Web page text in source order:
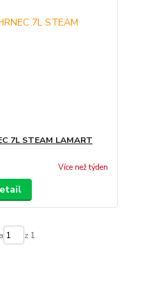
7L STEAM LAMART
Více než týden
z 1